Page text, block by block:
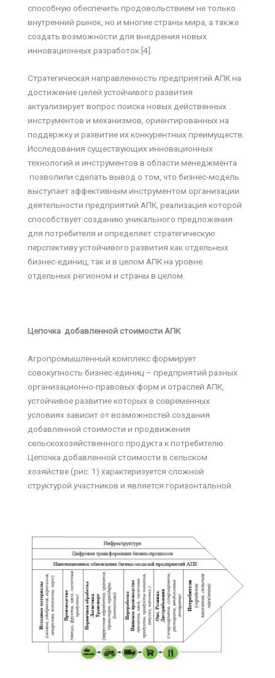
способную обеспечить продовольствием не только
внутренний рынок, но и многие страны мира, а также
создать возможности для внедрения новых
инновационных разработок [4].
Стратегическая направленность предприятий АПК на
достижение целей устойчивого развития
актуализирует вопрос поиска новых действенных
инструментов и механизмов, ориентированных на
поддержку и развитие их конкурентных преимуществ.
Исследования существующих инновационных
технологий и инструментов в области менеджмента
позволили сделать вывод о том, что бизнес-модель
выступает эффективным инструментом организации
деятельности предприятий АПК, реализация которой
способствует созданию уникального предложения
для потребителя и определяет стратегическую
перспективу устойчивого развития как отдельных
бизнес-единиц, так и в целом АПК на уровне
отдельных регионом и страны в целом.
Цепочка добавленной стоимости АПК
Агропромышленный комплекс формирует
совокупность бизнес-единиц – предприятий разных
организационно-правовых форм и отраслей АПК,
устойчивое развитие которых в современных
условиях зависит от возможностей создания
добавленной стоимости и продвижения
сельскохозяйственного продукта к потребителю.
Цепочка добавленной стоимости в сельском
хозяйстве (рис. 1) характеризуется сложной
структурой участников и является горизонтальной.